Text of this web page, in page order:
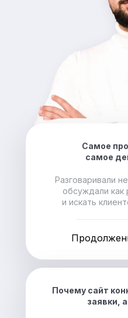
Самое
самое
Разговаривали
обсуждали как
и искать
Почему сайт
заявки,